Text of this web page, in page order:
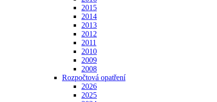
2015
2014
2013
2012
2011
2010
2009
2008
Rozpočtová opatření
2026
2025